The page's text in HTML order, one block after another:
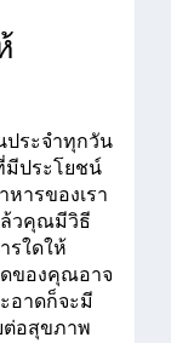
ประจำทุกวัน
มีประโยชน์
หารของเรา
ล้วคุณมีวิธี
รใดให้
ดของคุณอาจ
อาดก็จะมี
ต่อสุขภาพ